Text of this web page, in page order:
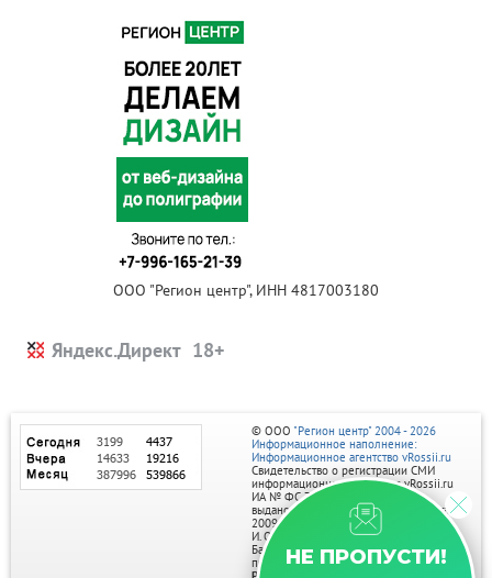
ООО "Регион центр", ИНН 4817003180
Яндекс.Директ
НЕ ПРОПУСТИ!
© ООО "Регион центр" 2004 - 2026
Информационное наполнение:
Информационное агентство vRossii.ru
Свидетельство о регистрации СМИ
информационного агентства vRossii.ru
ИА № ФС 77‑35502
выдано РОСКОМНАДЗОРом 04 марта
2009г.
И. О. Главного редактора Нарыков А. Н.
Баннеры на портале размещаются на
правах рекламы.